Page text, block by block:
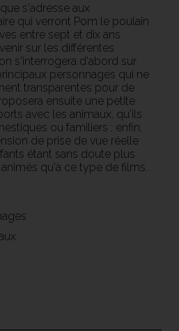
s'adresse aux
qui verront Pom le poulain
entre sept et dix ans
sur les différentes
s'interrogera d'abord sur
personnages qui ne
transparentes pour de
ensuite une petite
avec les animaux, qu'ils
ou familiers ; enfin,
de prise de vue réelle
étant sans doute plus
qu'à ce type de films.